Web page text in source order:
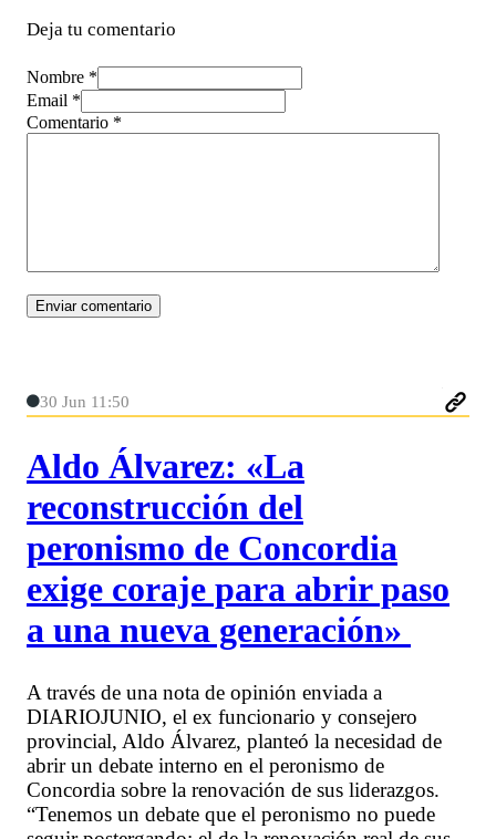
Deja tu comentario
Nombre *
Email *
Comentario *
30 Jun 11:50
Aldo Álvarez: «La
reconstrucción del
peronismo de Concordia
exige coraje para abrir paso
a una nueva generación»
A través de una nota de opinión enviada a
DIARIOJUNIO, el ex funcionario y consejero
provincial, Aldo Álvarez, planteó la necesidad de
abrir un debate interno en el peronismo de
Concordia sobre la renovación de sus liderazgos.
“Tenemos un debate que el peronismo no puede